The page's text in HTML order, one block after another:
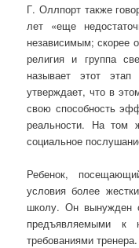
Г. Оллпорт также
лет «еще
независимым; скорее
религия и группа
называет этот
утверждает, что в
свою способность
реальности. На том
социальное
Ребенок,
условия более
школу. Он вынужден
предъявляемыми
требованиями тренера.